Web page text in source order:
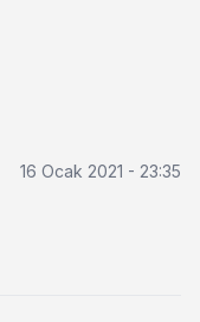
16 Ocak 2021 - 23:35